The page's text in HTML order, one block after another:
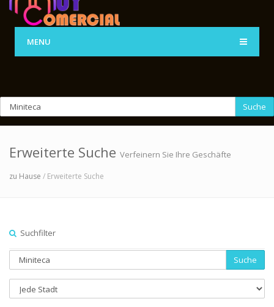
MENU
Suche
Erweiterte Suche Verfeinern Sie Ihre Geschäfte
zu Hause / Erweiterte Suche
Suchfilter
Suche